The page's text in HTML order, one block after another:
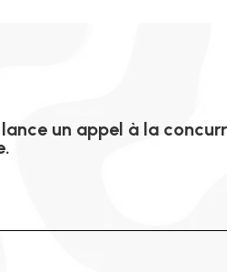
lance un appel à la